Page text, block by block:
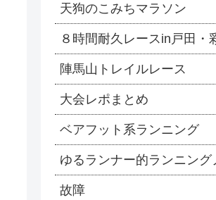
天狗のこみちマラソン
８時間耐久レースin戸田・
陣馬山トレイルレース
大会レポまとめ
ベアフット系ランニング
ゆるランナー的ランニング
故障